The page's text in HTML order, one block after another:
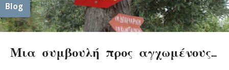
Blog
Μια συμβουλή προς αγχωμένους…